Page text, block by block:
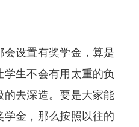
设置有奖学金，算是
生不会有用太重的负
去深造。要是大家能
金，那么按照以往的